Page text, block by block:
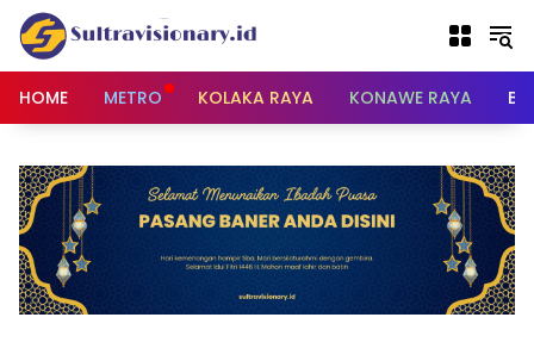
Langsung
konten
HOME
METRO KOLAKA RAYA KONAWE RAYA